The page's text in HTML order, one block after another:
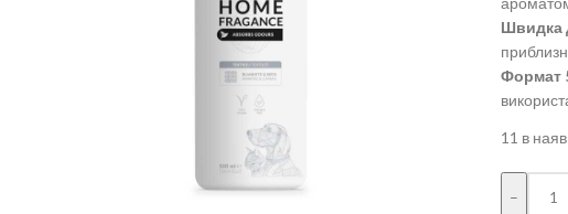
Швидка
Формат
11 в
–